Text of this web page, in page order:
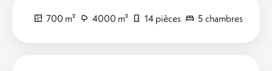
700 m² 4000 m² 14 pièces 5 chambres